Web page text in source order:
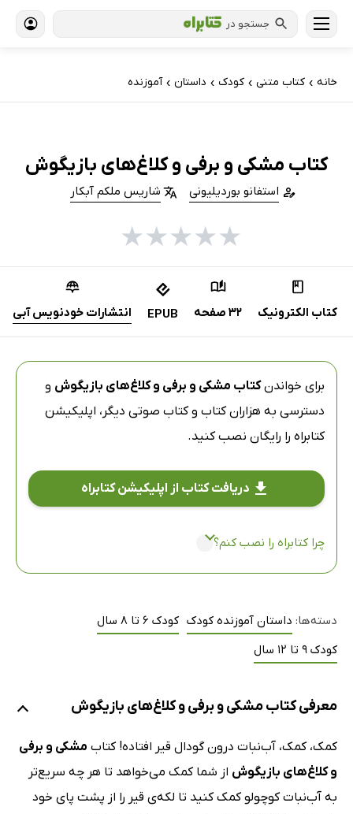
جستجو در
خانه › کتاب‌ متنی › کودک › داستان › آموزنده
کتاب مشکی و برفی و کلاغ‌های بازیگوش
استفانو بوردیلیونی شاریس ملکم آبکار
★
★
★
★
★
کتاب الکترونیک 32 صفحه EPUB انتشارات خودنویس‌ آبی
برای خواندنکتاب مشکی و برفی و کلاغ‌های بازیگوش و
دسترسی به هزاران کتاب و کتاب صوتی دیگر، اپلیکیشن
کتابراه را رایگان نصب کنید.
دریافت کتاب از اپلیکیشن کتابراه
چرا کتابراه را نصب کنم؟
دسته‌ها: داستان آموزنده کودک کودک 6 تا 8 سال
کودک 9 تا 12 سال
معرفی کتاب مشکی و برفی و کلاغ‌های بازیگوش
کمک، کمک، آب‌نبات درون گودال قیر افتاده! کتاب مشکی و برفی
و کلاغ‌های بازیگوش از شما کمک می‌خواهد تا هر چه سریع‌تر
به آب‌نبات کوچولو کمک کنید تا لکه‌ی قیر را از پشت پای خود